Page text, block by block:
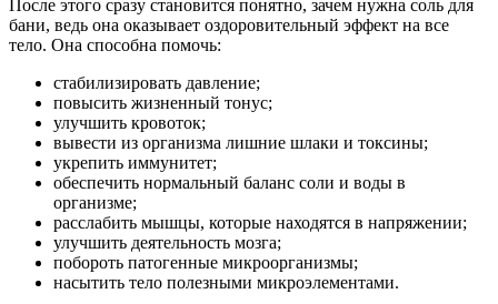
После этого сразу становится понятно, зачем нужна соль для
бани, ведь она оказывает оздоровительный эффект на все
тело. Она способна помочь:
стабилизировать давление;
повысить жизненный тонус;
улучшить кровоток;
вывести из организма лишние шлаки и токсины;
укрепить иммунитет;
обеспечить нормальный баланс соли и воды в
организме;
расслабить мышцы, которые находятся в напряжении;
улучшить деятельность мозга;
побороть патогенные микроорганизмы;
насытить тело полезными микроэлементами.